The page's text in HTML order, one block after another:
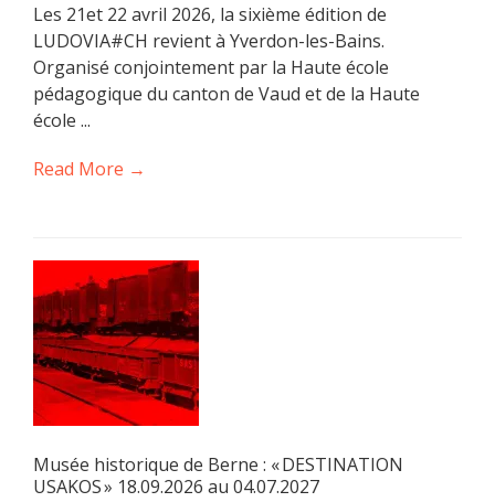
Les 21et 22 avril 2026, la sixième édition de
LUDOVIA#CH revient à Yverdon-les-Bains.
Organisé conjointement par la Haute école
pédagogique du canton de Vaud et de la Haute
école ...
Read More →
Musée historique de Berne : « DESTINATION
USAKOS » 18.09.2026 au 04.07.2027